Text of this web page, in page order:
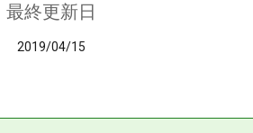
最終更新日
2019/04/15